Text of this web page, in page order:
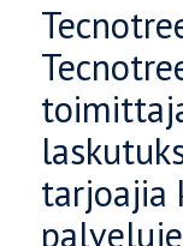
tarjoajia